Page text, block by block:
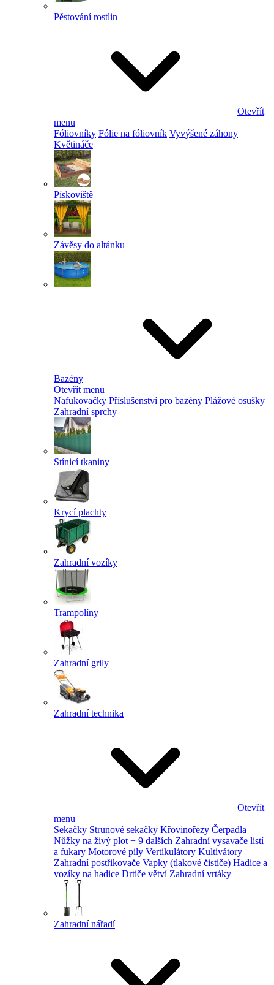
Pěstování rostlin
Otevřít
menu
Fóliovníky Fólie na fóliovník Vyvýšené záhony
Květináče
Pískoviště
Závěsy do altánku
Bazény
Otevřít menu
Nafukovačky Příslušenství pro bazény Plážové osušky
Zahradní sprchy
Stínicí tkaniny
Krycí plachty
Zahradní vozíky
Trampolíny
Zahradní grily
Zahradní technika
Otevřít
menu
Sekačky Strunové sekačky Křovinořezy Čerpadla
Nůžky na živý plot + 9 dalších Zahradní vysavače listí
a fukary Motorové pily Vertikulátory Kultivátory
Zahradní postřikovače Vapky (tlakové čističe) Hadice a
vozíky na hadice Drtiče větví Zahradní vrtáky
Zahradní nářadí